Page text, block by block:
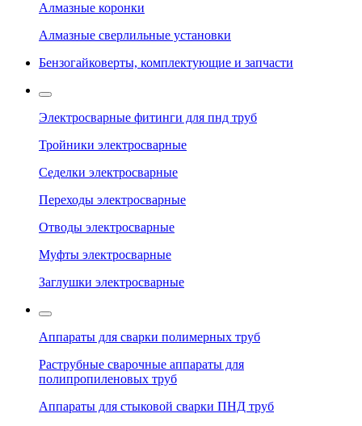
Алмазные коронки
Алмазные сверлильные установки
Бензогайковерты, комплектующие и запчасти
Электросварные фитинги для пнд труб
Тройники электросварные
Седелки электросварные
Переходы электросварные
Отводы электросварные
Муфты электросварные
Заглушки электросварные
Аппараты для сварки полимерных труб
Раструбные сварочные аппараты для
полипропиленовых труб
Аппараты для стыковой сварки ПНД труб